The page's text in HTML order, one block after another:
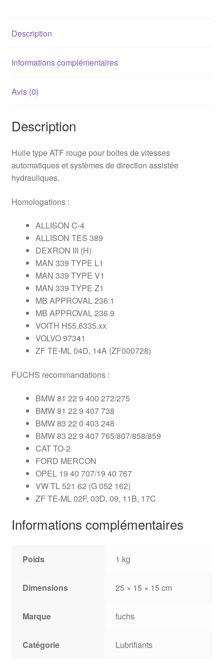
assistée,
-
Description
Informations complémentaires
Avis (0)
Description
Huile type ATF rouge pour boîtes de vitesses
automatiques et systèmes de direction assistée
hydrauliques.
Homologations :
ALLISON C-4
ALLISON TES 389
DEXRON III (H)
MAN 339 TYPE L1
MAN 339 TYPE V1
MAN 339 TYPE Z1
MB APPROVAL 236.1
MB APPROVAL 236.9
VOITH H55.6335.xx
VOLVO 97341
ZF TE-ML 04D, 14A (ZF000728)
FUCHS recommandations :
BMW 81 22 9 400 272/275
BMW 81 22 9 407 738
BMW 83 22 0 403 248
BMW 83 22 9 407 765/807/858/859
CAT TO-2
FORD MERCON
OPEL 19 40 707/19 40 767
VW TL 521 62 (G 052 162)
ZF TE-ML 02F, 03D, 09, 11B, 17C
Informations complémentaires
Poids 1 kg
Dimensions 25 × 15 × 15 cm
Marque fuchs
Catégorie Lubrifiants